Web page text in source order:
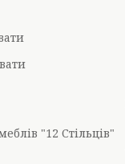
"12 Стільців"